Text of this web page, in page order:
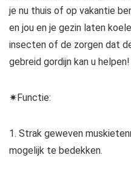
je nu thuis of op vakantie
en jou en je gezin laten
insecten of de zorgen dat
gebreid gordijn kan u helpen!
✷Functie:
1. Strak geweven
mogelijk te bedekken.